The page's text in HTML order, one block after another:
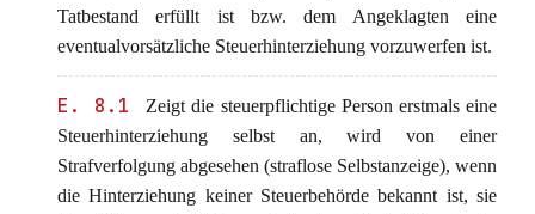
Tatbestand erfüllt ist bzw. dem Angeklagten eine
eventualvorsätzliche Steuerhinterziehung vorzuwerfen ist.
E. 8.1
Zeigt die steuerpflichtige Person erstmals eine
Steuerhinterziehung selbst an, wird von einer
Strafverfolgung abgesehen (straflose Selbstanzeige), wenn
die Hinterziehung keiner Steuerbehörde bekannt ist, sie